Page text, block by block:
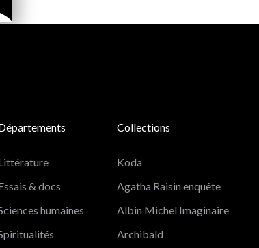
& docs
humaines
Collections
Koda
Agatha Raisin enquête
Albin Michel Imaginaire
Archibald